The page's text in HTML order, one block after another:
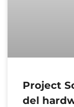
Project
del